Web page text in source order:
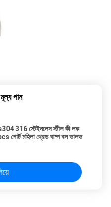
পান
316 স্টেইনলেস স্টীল কী লক
পোর্ট মহিলা থ্রেড বাষ্প বল ভালভ